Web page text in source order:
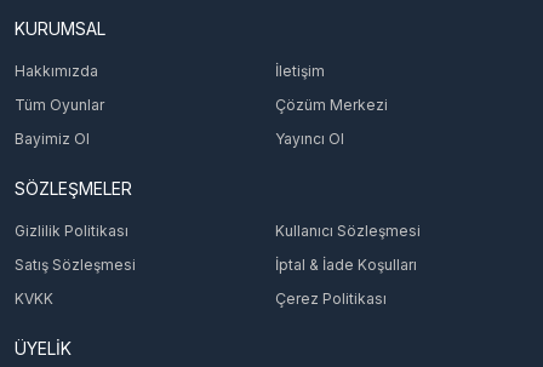
KURUMSAL
Hakkımızda
İletişim
Tüm Oyunlar
Çözüm Merkezi
Bayimiz Ol
Yayıncı Ol
SÖZLEŞMELER
Gizlilik Politikası
Kullanıcı Sözleşmesi
Satış Sözleşmesi
İptal & İade Koşulları
KVKK
Çerez Politikası
ÜYELİK